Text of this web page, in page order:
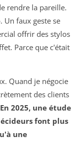
rendre la pareille.
. Un faux geste se
offrir des stylos
Parce que c'était
Quand je négocie
des clients
En 2025, une étude
font plus
une